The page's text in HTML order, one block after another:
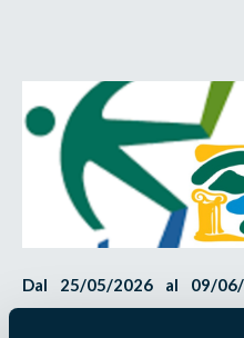
Dal 25/05/2026 al 09/06/
selettivi relativi al bando di